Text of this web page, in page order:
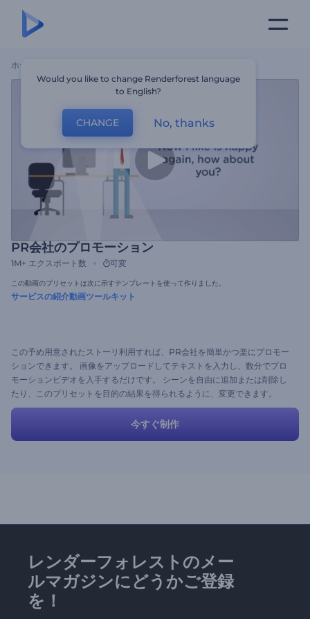
ホーム
PR会社のプロモーション
1M+ エクスポート数 可変
この動画のプリセットは次に示すテンプレートを使って作りました。
サービスの紹介動画ツールキット
この予め用意されたストーリ利用すれば、PR会社を簡単かつ楽にプロモー
ションできます。 画像をアップロードしてテキストを入力し、数分でプロ
モーションビデオを入手するだけです。 シーンを自由に追加または削除し
たり、このプリセットを目的の結果を得られるように、変更できます。
今すぐ制作
レンダーフォレストのメー
ルマガジンにどうかご登録
を！
Would you like to change Renderforest language
to English?
CHANGE No, thanks